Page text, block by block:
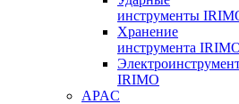
инструменты
Хранение
инструмента
IRIMO
APAC